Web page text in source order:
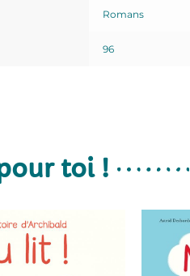
Romans
96
toi !